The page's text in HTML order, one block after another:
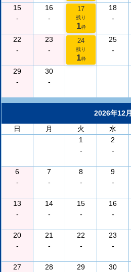
15
-
16
-
17
残り
1枠
18
-
22
-
23
-
24
残り
1枠
25
-
29
-
30
-
2026年12月
日
月 火 水
1
-
2
-
6
-
7
-
8
-
9
-
13
-
14
-
15
-
16
-
20
-
21
-
22
-
23
-
27
28
29
30